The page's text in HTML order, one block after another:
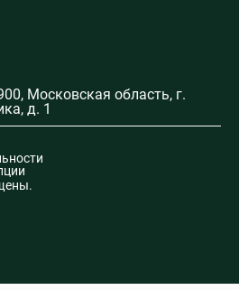
Московская область, г.
д. 1